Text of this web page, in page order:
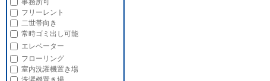
事務所可
フリーレント
二世帯向き
常時ゴミ出し可能
エレベーター
フローリング
室内洗濯機置き場